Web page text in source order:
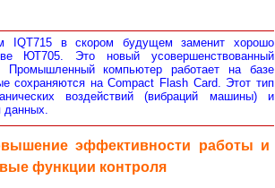
IQT715 в скором будущем заменит хорошо
ЮТ705. Это новый усовершенствованный
компьютер работает на базе
сохраняются на Compact Flash Card. Этот тип
воздействий (вибраций машины) и
данных.
эффективности работы и
функции контроля